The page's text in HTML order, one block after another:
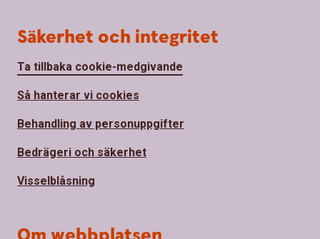
Säkerhet och integritet
Ta tillbaka cookie-medgivande
Så hanterar vi cookies
Behandling av personuppgifter
Bedrägeri och säkerhet
Visselblåsning